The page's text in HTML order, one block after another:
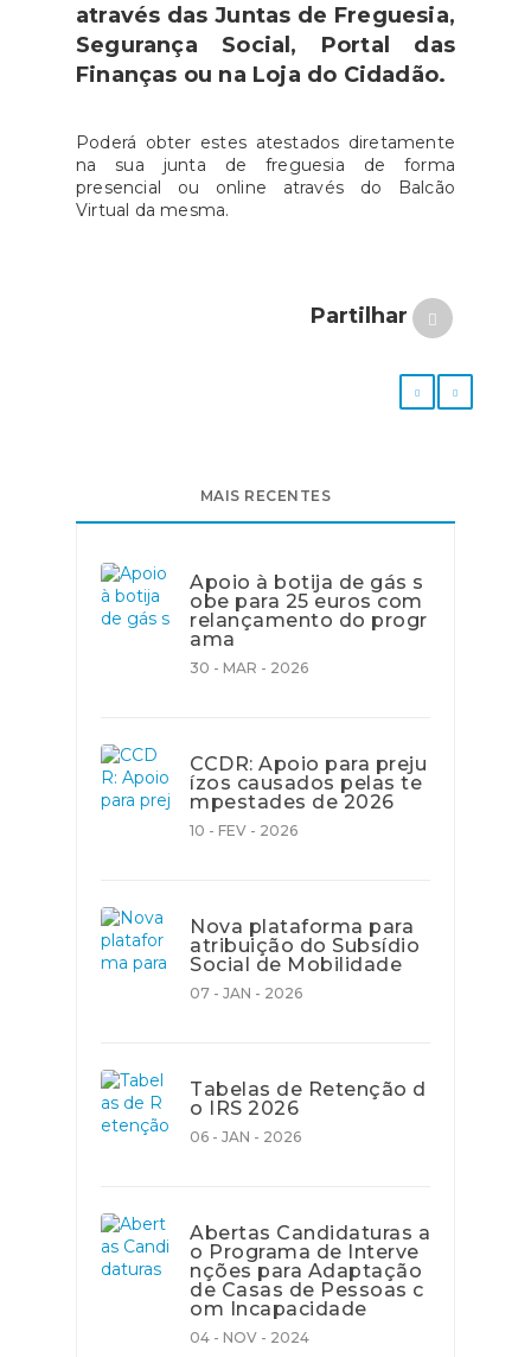
através das Juntas de Freguesia,
Segurança Social, Portal das
Finanças ou na Loja do Cidadão.
Poderá obter estes atestados diretamente
na sua junta de freguesia de forma
presencial ou online através do Balcão
Virtual da mesma.
Partilhar
MAIS RECENTES
Apoio à botija de gás s
obe para 25 euros com
relançamento do progr
ama
30 - MAR - 2026
CCDR: Apoio para preju
ízos causados pelas te
mpestades de 2026
10 - FEV - 2026
Nova plataforma para
atribuição do Subsídio
Social de Mobilidade
07 - JAN - 2026
Tabelas de Retenção d
o IRS 2026
06 - JAN - 2026
Abertas Candidaturas a
o Programa de Interve
nções para Adaptação
de Casas de Pessoas c
om Incapacidade
04 - NOV - 2024